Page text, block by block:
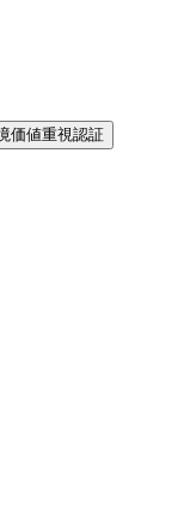
境価値重視認証